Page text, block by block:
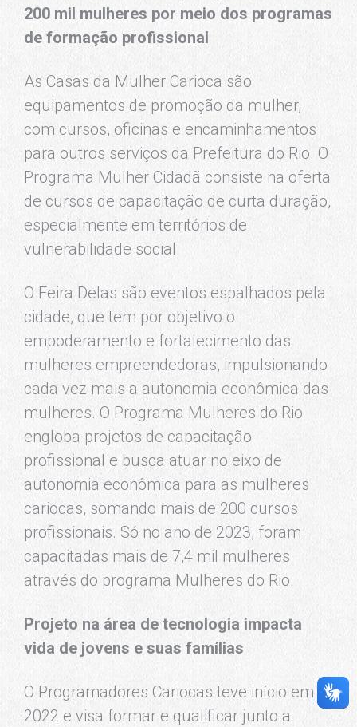
200 mil mulheres por meio dos programas
de formação profissional
As Casas da Mulher Carioca são
equipamentos de promoção da mulher,
com cursos, oficinas e encaminhamentos
para outros serviços da Prefeitura do Rio. O
Programa Mulher Cidadã consiste na oferta
de cursos de capacitação de curta duração,
especialmente em territórios de
vulnerabilidade social.
O Feira Delas são eventos espalhados pela
cidade, que tem por objetivo o
empoderamento e fortalecimento das
mulheres empreendedoras, impulsionando
cada vez mais a autonomia econômica das
mulheres. O Programa Mulheres do Rio
engloba projetos de capacitação
profissional e busca atuar no eixo de
autonomia econômica para as mulheres
cariocas, somando mais de 200 cursos
profissionais. Só no ano de 2023, foram
capacitadas mais de 7,4 mil mulheres
através do programa Mulheres do Rio.
Projeto na área de tecnologia impacta
vida de jovens e suas famílias
O Programadores Cariocas teve início em
2022 e visa formar e qualificar junto a